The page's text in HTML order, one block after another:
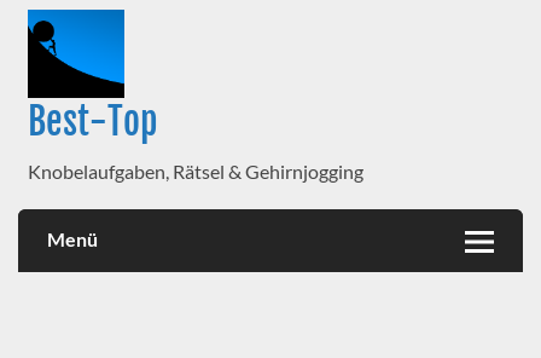
Best-Top
Knobelaufgaben, Rätsel & Gehirnjogging
Menü